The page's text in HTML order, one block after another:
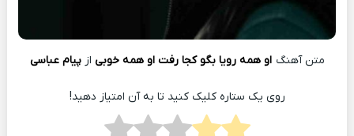
متن آهنگ او همه رویا بگو کجا رفت او همه خوبی ازپیام عباسی
روی یک ستاره کلیک کنید تا به آن امتیاز دهید!